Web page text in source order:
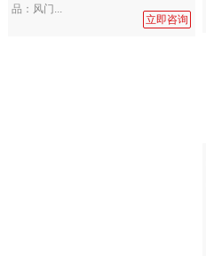
品：风门...
立即咨询